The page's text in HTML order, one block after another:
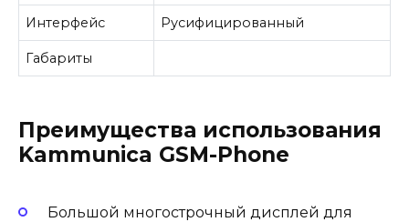
Интерфейс Русифицированный
Габариты
Преимущества использования
Kammunica GSM-Phone
Большой многострочный дисплей для